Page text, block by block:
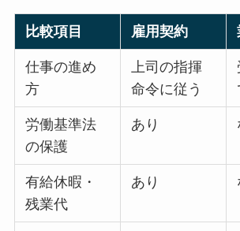
比較項目 雇用契約
仕事の進め
方
上司の指揮
命令に従う
労働基準法
の保護
あり
有給休暇・
残業代
あり